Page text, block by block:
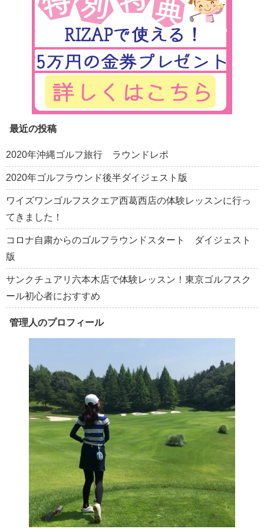
最近の投稿
2020年沖縄ゴルフ旅行 ラウンドレポ
2020年ゴルフラウンド後半ダイジェスト版
ワイズワンゴルフスクエア西葛西店の体験レッスンに行っ
てきました！
コロナ自粛からのゴルフラウンドスタート ダイジェスト
版
サンクチュアリ六本木店で体験レッスン！東京ゴルフスク
ール初心者におすすめ
管理人のプロフィール